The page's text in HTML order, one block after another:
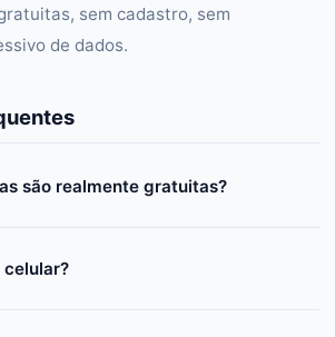
sem cadastro, sem
de dados.
são realmente gratuitas?
celular?